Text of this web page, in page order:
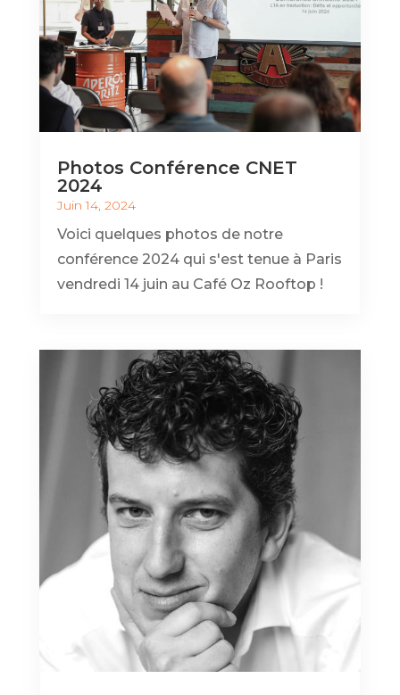
Photos Conférence CNET
2024
Juin 14, 2024
Voici quelques photos de notre
conférence 2024 qui s'est tenue à Paris
vendredi 14 juin au Café Oz Rooftop !